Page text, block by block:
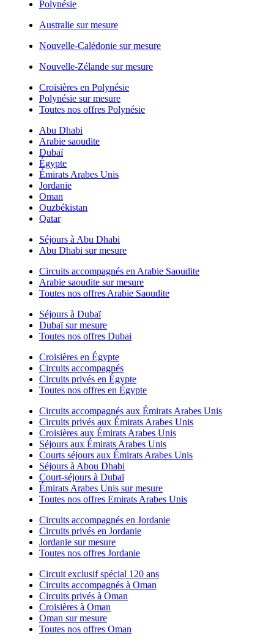
Polynésie
Australie sur mesure
Nouvelle-Calédonie sur mesure
Nouvelle-Zélande sur mesure
Croisières en Polynésie
Polynésie sur mesure
Toutes nos offres Polynésie
Abu Dhabi
Arabie saoudite
Dubaï
Égypte
Émirats Arabes Unis
Jordanie
Oman
Ouzbékistan
Qatar
Séjours à Abu Dhabi
Abu Dhabi sur mesure
Circuits accompagnés en Arabie Saoudite
Arabie saoudite sur mesure
Toutes nos offres Arabie Saoudite
Séjours à Dubaï
Dubaï sur mesure
Toutes nos offres Dubai
Croisières en Égypte
Circuits accompagnés
Circuits privés en Égypte
Toutes nos offres en Égypte
Circuits accompagnés aux Émirats Arabes Unis
Circuits privés aux Émirats Arabes Unis
Croisières aux Émirats Arabes Unis
Séjours aux Émirats Arabes Unis
Courts séjours aux Émirats Arabes Unis
Séjours à Abou Dhabi
Court-séjours à Dubaï
Émirats Arabes Unis sur mesure
Toutes nos offres Emirats Arabes Unis
Circuits accompagnés en Jordanie
Circuits privés en Jordanie
Jordanie sur mesure
Toutes nos offres Jordanie
Circuit exclusif spécial 120 ans
Circuits accompagnés à Oman
Circuits privés à Oman
Croisières à Oman
Oman sur mesure
Toutes nos offres Oman